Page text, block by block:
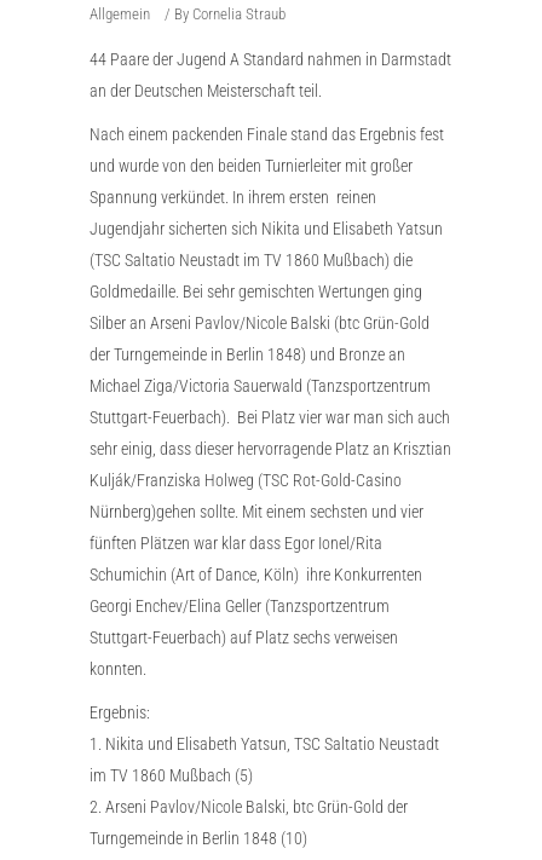
Allgemein By Cornelia Straub
44 Paare der Jugend A Standard nahmen in Darmstadt
an der Deutschen Meisterschaft teil.
Nach einem packenden Finale stand das Ergebnis fest
und wurde von den beiden Turnierleiter mit großer
Spannung verkündet. In ihrem ersten reinen
Jugendjahr sicherten sich Nikita und Elisabeth Yatsun
(TSC Saltatio Neustadt im TV 1860 Mußbach) die
Goldmedaille. Bei sehr gemischten Wertungen ging
Silber an Arseni Pavlov/Nicole Balski (btc Grün-Gold
der Turngemeinde in Berlin 1848) und Bronze an
Michael Ziga/Victoria Sauerwald (Tanzsportzentrum
Stuttgart-Feuerbach). Bei Platz vier war man sich auch
sehr einig, dass dieser hervorragende Platz an Krisztian
Kulják/Franziska Holweg (TSC Rot-Gold-Casino
Nürnberg)gehen sollte. Mit einem sechsten und vier
fünften Plätzen war klar dass Egor Ionel/Rita
Schumichin (Art of Dance, Köln) ihre Konkurrenten
Georgi Enchev/Elina Geller (Tanzsportzentrum
Stuttgart-Feuerbach) auf Platz sechs verweisen
konnten.
Ergebnis:
1. Nikita und Elisabeth Yatsun, TSC Saltatio Neustadt
im TV 1860 Mußbach (5)
2. Arseni Pavlov/Nicole Balski, btc Grün-Gold der
Turngemeinde in Berlin 1848 (10)